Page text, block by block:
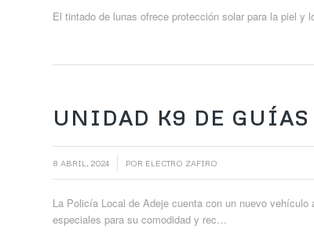
El tintado de lunas ofrece protección solar para la piel y
UNIDAD K9 DE
8 ABRIL, 2024 POR ELECTRO ZAFIRO
La Policía Local de Adeje cuenta con un nuevo
especiales para su comodidad y rec…